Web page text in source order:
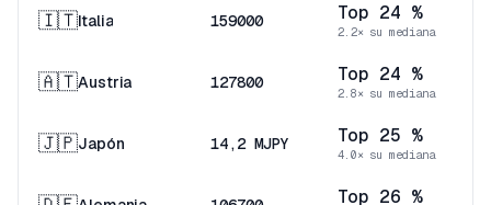
🇮🇹Italia 159000 Top 24 %
2.2× su mediana
🇦🇹Austria 127800 Top 24 %
2.8× su mediana
🇯🇵Japón 14,2 MJPY Top 25 %
4.0× su mediana
Top 26 %